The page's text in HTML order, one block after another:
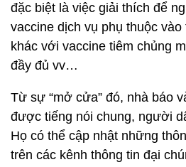
đặc biệt là việc giải thích để
vaccine dịch vụ phụ thuộc
khác với vaccine tiêm chủng
đầy đủ vv…
Từ sự “mở cửa” đó, nhà báo
được tiếng nói chung, người
Họ có thể cập nhật những
trên các kênh thông tin đại